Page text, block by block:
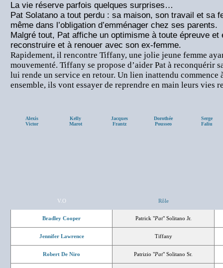
La vie réserve parfois quelques surprises…
Pat Solatano a tout perdu : sa maison, son travail et sa
même dans l’obligation d’emménager chez ses parents.
Malgré tout, Pat affiche un optimisme à toute épreuve et
reconstruire et à renouer avec son ex-femme.
Rapidement, il rencontre Tiffany, une jolie jeune femme
mouvementé. Tiffany se propose d’aider Pat à reconquérir
lui rende un service en retour. Un lien inattendu commence
ensemble, ils vont essayer de reprendre en main leurs vies
Alexis
Victor
Kelly
Marot
Jacques
Frantz
Dorothée
Pousseo
Serge
Faliu
V.O Rôle
Bradley Cooper Patrick "Pat" Solitano Jr.
Jennifer Lawrence Tiffany
Robert De Niro Patrizio "Pat" Solitano Sr.